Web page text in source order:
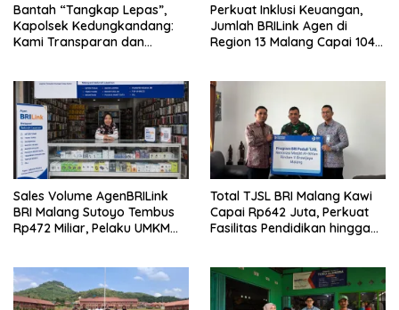
Bantah “Tangkap Lepas”,
Kapolsek Kedungkandang:
Kami Transparan dan
Perkuat Inklusi Keuangan,
Jumlah BRILink Agen di
Region 13 Malang Capai 104
Sales Volume AgenBRILink
BRI Malang Sutoyo Tembus
Rp472 Miliar, Pelaku UMKM
Total TJSL BRI Malang Kawi
Capai Rp642 Juta, Perkuat
Fasilitas Pendidikan hingga